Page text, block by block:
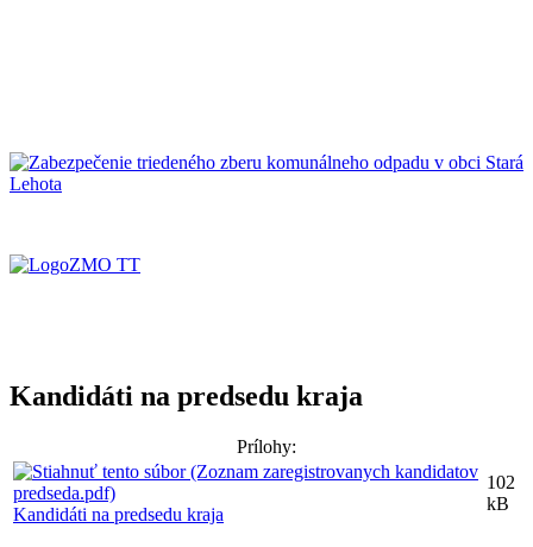
Kandidáti na predsedu kraja
Prílohy:
Kandidáti na predsedu kraja
102
kB